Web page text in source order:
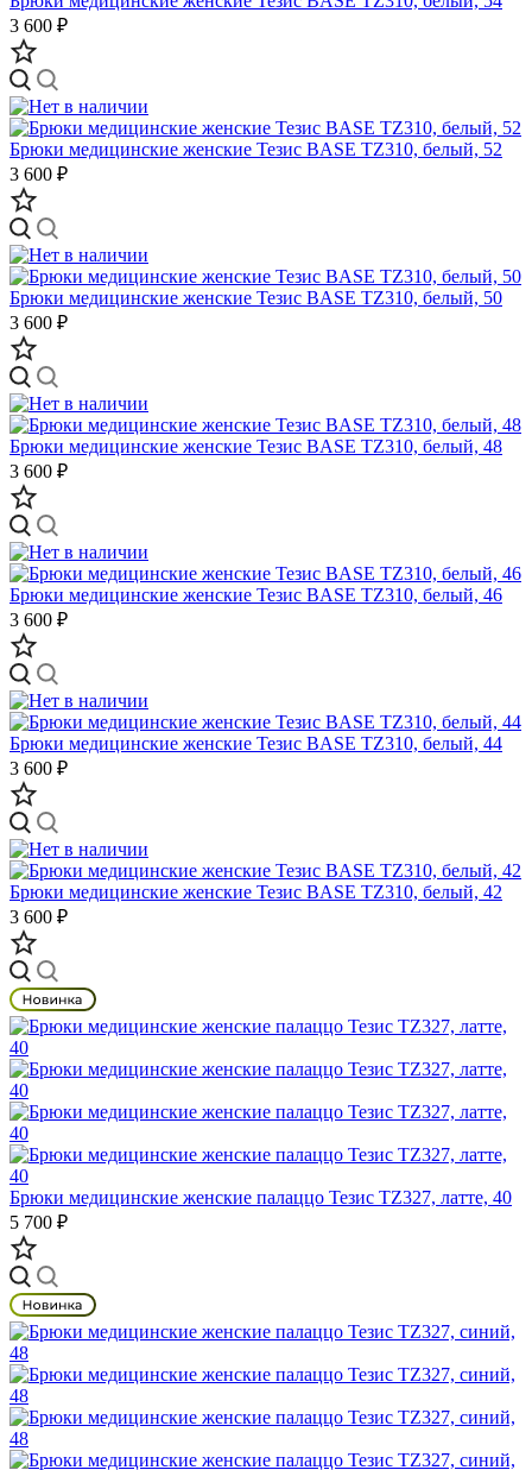
3 600 ₽
Брюки медицинские женские Тезис BASE TZ310, белый, 52
3 600 ₽
Брюки медицинские женские Тезис BASE TZ310, белый, 50
3 600 ₽
Брюки медицинские женские Тезис BASE TZ310, белый, 48
3 600 ₽
Брюки медицинские женские Тезис BASE TZ310, белый, 46
3 600 ₽
Брюки медицинские женские Тезис BASE TZ310, белый, 44
3 600 ₽
Брюки медицинские женские Тезис BASE TZ310, белый, 42
3 600 ₽
Брюки медицинские женские палаццо Тезис TZ327, латте, 40
5 700 ₽